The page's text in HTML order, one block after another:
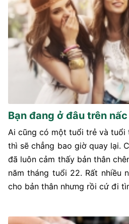
Bạn đang ở đâu trên
Ai cũng có một tuổi trẻ và tuổi
thì sẽ chẳng bao giờ quay lại.
đã luôn cảm thấy bản thân
năm tháng tuổi 22. Rất nhiều
cho bản thân nhưng rồi cứ đi